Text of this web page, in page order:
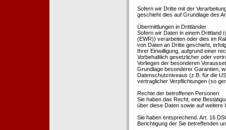
Sofern wir Dritte mit der
geschieht dies auf Grundlage des
Übermittlungen in Drittländer
Sofern wir Daten in einem Drittland
(EWR)) verarbeiten oder dies im
von Daten an Dritte geschieht,
Ihrer Einwilligung, aufgrund einer
Vorbehaltlich gesetzlicher oder
Vorliegen der besonderen
Grundlage besonderer Garantien,
Datenschutzniveaus (z.B. für die
vertraglicher Verpflichtungen (so
Rechte der betroffenen Personen
Sie haben das Recht, eine
über diese Daten sowie auf weitere
Sie haben entsprechend. Art. 16
Berichtigung der Sie betreffenden